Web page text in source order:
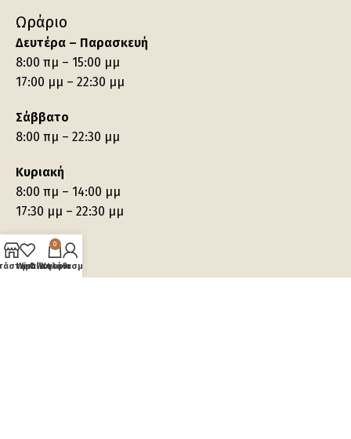
Ωράριο
Δευτέρα – Παρασκευή
8:00 πμ – 15:00 μμ
17:00 μμ – 22:30 μμ
Σάββατο
8:00 πμ – 22:30 μμ
Κυριακή
8:00 πμ – 14:00 μμ
17:30 μμ – 22:30 μμ
Wishlist
0
Καλάθι
Ο λογαριασμός μου